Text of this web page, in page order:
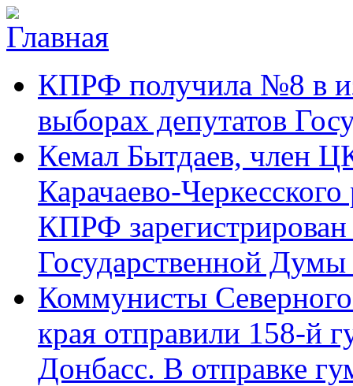
Перейти к основному содержанию
Черкесское
республиканское
отделение
Коммунистической
партии Российской
Федерации
аргументы,
факты КПРФ получила №8 в
выборах депутатов
Кемал Бытдаев, член
Карачаево-
КПРФ
Государственной
Коммунисты Северного
края отправили 158-й
Донбасс. В отправке